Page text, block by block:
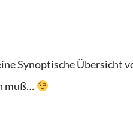
Synoptische Übersicht
muß…